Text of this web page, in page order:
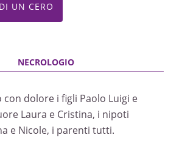
UN CERO
con dolore i figli Paolo Luigi e
Laura e Cristina, i nipoti
e Nicole, i parenti tutti.